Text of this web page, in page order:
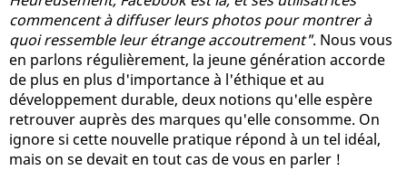
commencent à diffuser leurs photos pour montrer à
quoi ressemble leur étrange accoutrement". Nous vous
en parlons régulièrement, la jeune génération accorde
de plus en plus d'importance à l'éthique et au
développement durable, deux notions qu'elle espère
retrouver auprès des marques qu'elle consomme. On
ignore si cette nouvelle pratique répond à un tel idéal,
mais on se devait en tout cas de vous en parler !